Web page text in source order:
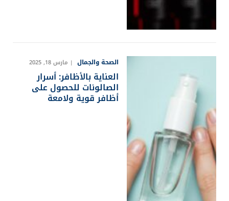
الصحة والجمال مارس 18, 2025
العناية بالأظافر: أسرار
الصالونات للحصول على
أظافر قوية ولامعة